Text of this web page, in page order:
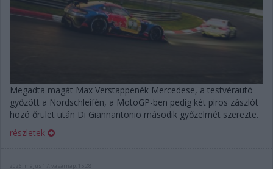
Megadta magát Max Verstappenék Mercedese, a testvérautó
győzött a Nordschleifén, a MotoGP-ben pedig két piros zászlót
hozó őrület után Di Giannantonio második győzelmét szerezte.
részletek
2026. május 17. vasárnap, 15:28